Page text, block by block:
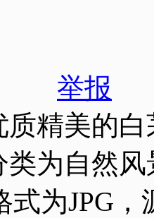
举报
精美的白
类为自然
式为JPG